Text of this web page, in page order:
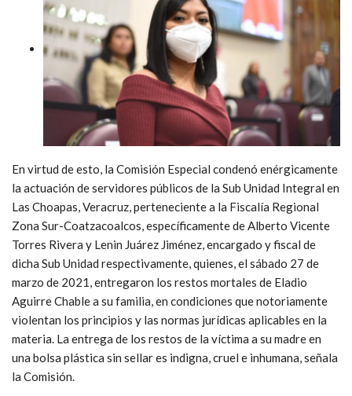
En virtud de esto, la Comisión Especial condenó enérgicamente
la actuación de servidores públicos de la Sub Unidad Integral en
Las Choapas, Veracruz, perteneciente a la Fiscalía Regional
Zona Sur-Coatzacoalcos, específicamente de Alberto Vicente
Torres Rivera y Lenin Juárez Jiménez, encargado y fiscal de
dicha Sub Unidad respectivamente, quienes, el sábado 27 de
marzo de 2021, entregaron los restos mortales de Eladio
Aguirre Chable a su familia, en condiciones que notoriamente
violentan los principios y las normas jurídicas aplicables en la
materia. La entrega de los restos de la víctima a su madre en
una bolsa plástica sin sellar es indigna, cruel e inhumana, señala
la Comisión.